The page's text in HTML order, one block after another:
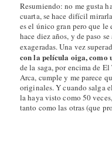
Resumiendo: no me gusta
cuarta, se hace difícil
es el único gran pero que le
hace diez años, y de paso
exageradas. Una vez
con la película oiga, como
de la saga, por encima de
Arca, cumple y me parece
originales. Y cuando salga
la haya visto como 50
tanto como las otras (que